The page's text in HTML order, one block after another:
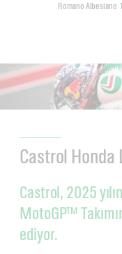
Romano Albesiano
Castrol Honda
Castrol, 2025
MotoGP™
ediyor.